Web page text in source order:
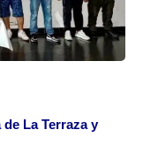
de La Terraza y